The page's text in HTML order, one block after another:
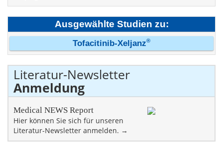
Ausgewählte Studien zu:
Tofacitinib-Xeljanz®
Literatur-Newsletter
Anmeldung
Medical NEWS Report
Hier können Sie sich für unseren
Literatur-Newsletter anmelden. →